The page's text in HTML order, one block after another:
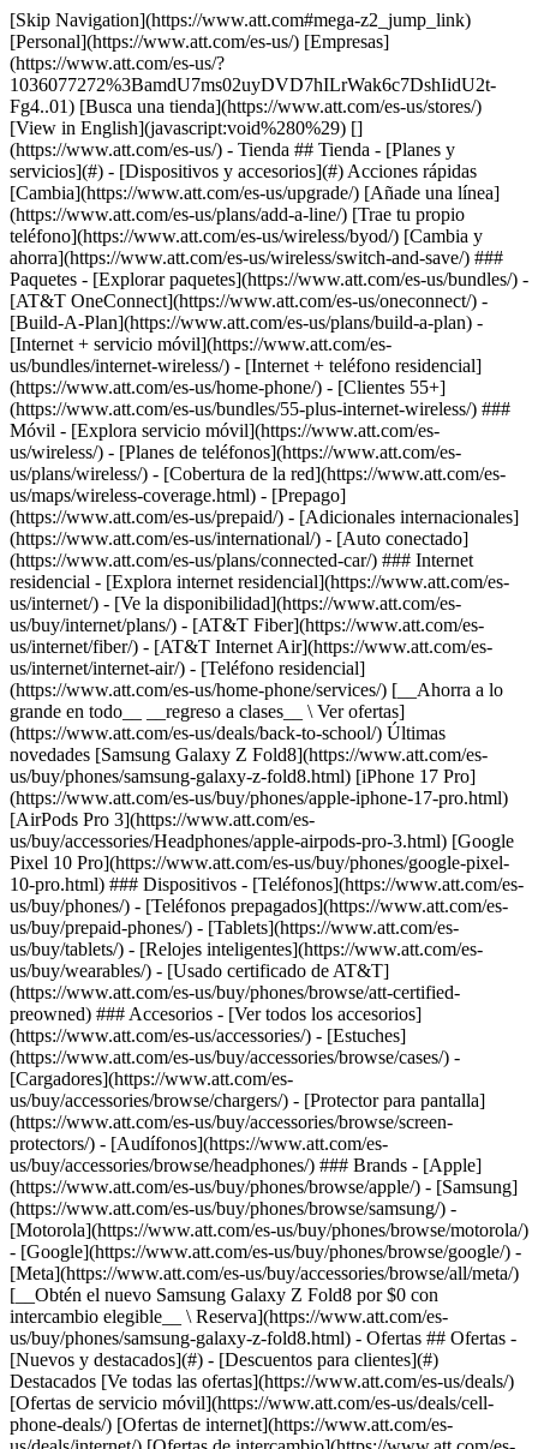
[Skip Navigation](https://www.att.com#mega-z2_jump_link) [Personal](https://www.att.com/es-us/) [Empresas](https://www.att.com/es-us/?1036077272%3BamdU7ms02uyDVD7hILrWak6c7DshIidU2t-Fg4..01) [Busca una tienda](https://www.att.com/es-us/stores/) [View in English](javascript:void%280%29) [](https://www.att.com/es-us/) - Tienda ## Tienda - [Planes y servicios](#) - [Dispositivos y accesorios](#) Acciones rápidas [Cambia](https://www.att.com/es-us/upgrade/) [Añade una línea](https://www.att.com/es-us/plans/add-a-line/) [Trae tu propio teléfono](https://www.att.com/es-us/wireless/byod/) [Cambia y ahorra](https://www.att.com/es-us/wireless/switch-and-save/) ### Paquetes - [Explorar paquetes](https://www.att.com/es-us/bundles/) - [AT&T OneConnect](https://www.att.com/es-us/oneconnect/) - [Build-A-Plan](https://www.att.com/es-us/plans/build-a-plan) - [Internet + servicio móvil](https://www.att.com/es-us/bundles/internet-wireless/) - [Internet + teléfono residencial](https://www.att.com/es-us/home-phone/) - [Clientes 55+](https://www.att.com/es-us/bundles/55-plus-internet-wireless/) ### Móvil - [Explora servicio móvil](https://www.att.com/es-us/wireless/) - [Planes de teléfonos](https://www.att.com/es-us/plans/wireless/) - [Cobertura de la red](https://www.att.com/es-us/maps/wireless-coverage.html) - [Prepago](https://www.att.com/es-us/prepaid/) - [Adicionales internacionales](https://www.att.com/es-us/international/) - [Auto conectado](https://www.att.com/es-us/plans/connected-car/) ### Internet residencial - [Explora internet residencial](https://www.att.com/es-us/internet/) - [Ve la disponibilidad](https://www.att.com/es-us/buy/internet/plans/) - [AT&T Fiber](https://www.att.com/es-us/internet/fiber/) - [AT&T Internet Air](https://www.att.com/es-us/internet/internet-air/) - [Teléfono residencial](https://www.att.com/es-us/home-phone/services/) [__Ahorra a lo grande en todo__ __regreso a clases__ \ Ver ofertas](https://www.att.com/es-us/deals/back-to-school/) Últimas novedades [Samsung Galaxy Z Fold8](https://www.att.com/es-us/buy/phones/samsung-galaxy-z-fold8.html) [iPhone 17 Pro](https://www.att.com/es-us/buy/phones/apple-iphone-17-pro.html) [AirPods Pro 3](https://www.att.com/es-us/buy/accessories/Headphones/apple-airpods-pro-3.html) [Google Pixel 10 Pro](https://www.att.com/es-us/buy/phones/google-pixel-10-pro.html) ### Dispositivos - [Teléfonos](https://www.att.com/es-us/buy/phones/) - [Teléfonos prepagados](https://www.att.com/es-us/buy/prepaid-phones/) - [Tablets](https://www.att.com/es-us/buy/tablets/) - [Relojes inteligentes](https://www.att.com/es-us/buy/wearables/) - [Usado certificado de AT&T](https://www.att.com/es-us/buy/phones/browse/att-certified-preowned) ### Accesorios - [Ver todos los accesorios](https://www.att.com/es-us/accessories/) - [Estuches](https://www.att.com/es-us/buy/accessories/browse/cases/) - [Cargadores](https://www.att.com/es-us/buy/accessories/browse/chargers/) - [Protector para pantalla](https://www.att.com/es-us/buy/accessories/browse/screen-protectors/) - [Audífonos](https://www.att.com/es-us/buy/accessories/browse/headphones/) ### Brands - [Apple](https://www.att.com/es-us/buy/phones/browse/apple/) - [Samsung](https://www.att.com/es-us/buy/phones/browse/samsung/) - [Motorola](https://www.att.com/es-us/buy/phones/browse/motorola/) - [Google](https://www.att.com/es-us/buy/phones/browse/google/) - [Meta](https://www.att.com/es-us/buy/accessories/browse/all/meta/) [__Obtén el nuevo Samsung Galaxy Z Fold8 por $0 con intercambio elegible__ \ Reserva](https://www.att.com/es-us/buy/phones/samsung-galaxy-z-fold8.html) - Ofertas ## Ofertas - [Nuevos y destacados](#) - [Descuentos para clientes](#) Destacados [Ve todas las ofertas](https://www.att.com/es-us/deals/) [Ofertas de servicio móvil](https://www.att.com/es-us/deals/cell-phone-deals/) [Ofertas de internet](https://www.att.com/es-us/deals/internet/) [Ofertas de intercambio](https://www.att.com/es-us/buy/phones/browse/tradeinoffer/) [Sin ofertas de intercambio](https://www.att.com/es-us/buy/phones/browse/nontradeinoffer/) ### Ofertas de tendencia - [Samsung Galaxy](https://www.att.com/es-us/buy/phones/browse/samsung_hasdeals_value_nontradeinoffer_tradeinoffer/) - [Apple iPhone](https://www.att.com/es-us/buy/phones/browse/apple_hasdeals_value_nontradeinoffer_tradeinoffer/) - [Menos de $50](https://www.att.com/es-us/buy/accessories/browse/all/price-range-25-50_price-range-5-25_5-and-under/) - [Ofertas de regreso a clases](https://www.att.com/es-us/deals/back-to-school/) ### Ofertas de dispositivos y accesorios - [Teléfonos](https://www.att.com/es-us/buy/phones/browse/hasdeals_value_nontradeinoffer_tradeinoffer/) - [Teléfonos prepagados](https://www.att.com/es-us/buy/prepaid-phones/browse/hasdeals/) - [Tablets](https://www.att.com/es-us/buy/tablets/browse/hasdeals_nontradeinoffer/) - [Relojes inteligentes](https://www.att.com/es-us/buy/wearables/browse/hasdeals_nontradeinoffer/) - [Ofertas de accesorios](https://www.att.com/es-us/buy/accessories/browse/all/deals/) ### Suscripciones - [AT&T OneConnect](https://www.att.com/es-us/oneconnect/) [__Cámbiate a AT&T y averigua cómo obtener hasta $800 por línea para terminar tu contrato__ \ Compra ahora](https://www.att.com/es-us/buy/phones/) ### Descuentos por ocupación - [Empleados de empresas](https://www.att.com/es-us/verification/signaturehub/#employment) - [Militares y veteranos](https://www.att.com/es-us/offers/discount-program/military-discount/) - [Maestros](https://www.att.com/es-us/offers/discount-program/teacher/) - [Enfermeros y médicos](https://www.att.com/es-us/verification/signaturehub/#medical) - [Personal de emergencias activo](https://www.att.com/es-us/firstnetandfamily/) ### Descuentos por afiliación - [Clientes 55+](https://www.att.com/es-us/verification/signaturehub/#age) - [Personal retirado del servicio de emergencia](https://www.att.com/es-us/offers/discount-program/retired-responders/) - [Trabajadores de sindicatos](https://www.att.com/es-us/offers/discount-program/union-discount/) - [Estudiantes](https://www.att.com/es-us/verification/signaturehub/#student) ### Ahorros para socios - [Descuento con tarjeta de crédito](https://www.att.com/es-us/?1036077272%3BamdU7ms02uyDVD7hIidU2t-FgOyvGkzT7uyJVm497PywgLdW2iYTVis9IZcUaO3.z1) - [Beneficios y más](https://andmorebenefits.att.com/root-discovery) [__Maestros: ahorra hasta $150 por línea y hasta un 20% en planes__ \ Obtén detalles](https://www.att.com/es-us/offers/discount-program/teacher/) - La diferencia de AT&T ## La diferencia de AT&T - [Nuestra ventaja competitiva](#) ### ¿Por qué elegirnos? - [Garantía AT&T](https://www.att.com/es-us/why-att/guarantee/) - [Por qué AT&T](https://www.att.com/es-us/why-att/) - [AT&T vs. T-Mobile y Verizon](https://www.att.com/es-us/wireless/switch-and-save/#compare-us) - [AT&T Fiber vs. Spectrum y Xfinity](https://www.att.com/es-us/internet/fiber/#compare-us) - [Prueba AT&T gratis](https://www.att.com/es-us/wireless/free-trial/) - [Cambia y ahorra](https://www.att.com/es-us/wireless/switch-and-save/) ### Cobertura excepcional - [Mapa de cobertura 5G](https://www.att.com/es-us/maps/wireless-coverage.html) - [Mapa de cobertura de fibra óptica](https://www.att.com/es-us/internet/fiber/coverage-map/) [__La mejor garantía de Estados Unidos__ \ Obtén detalles](https://www.att.com/es-us/why-att/guarantee/) - Ayuda ## Ayuda - [Factura y cuenta](#) - [Móvil](#) - [Internet](#) Acciones rápidas [Ve toda la ayuda](https://www.att.com/es-us/support/) [Ver mi cuenta](https://www.att.com/es-us/acctmgmt/overview) [Centro de pagos](https://www.att.com/es-us/acctmgmt/mypaymentcenter) [Centro de facturación](https://www.att.com/es-us/acctmgmt/billing/mybillingcenter) ### Factura y pagos - [Comprende tu factura](https://www.att.com/es-us/support/my-account/understand-your-bill/) - [Averigua por qué tu factura cambió](https://www.att.com/es-us/support/article/my-account/KM1051879/) - [Configura y administra AutoPay](https://www.att.com/es-us/acctmgmt/mypaymentcenter?intent=MANAGEAUTOPAY) - [Ve las cuotas de los dispositivos](https://www.att.com/es-us/acctmgmt/payment/installmentplandetails) - [Pagar sin iniciar sesión](https://www.att.com/es-us/acctmgmt/fastpmt/fastpay) ### Cuenta - [Cambiar o restablecer contraseña](https://www.att.com/es-us/support/article/my-account/KM1008941/) - [Añade o elimina cuentas](https://www.att.com/es-us/support/article/my-account/KM1008925/) - [Traslada el servicio de internet](https://www.att.com/es-us/help/moving/) - [Ve tus pedidos y reclamaciones](https://www.att.com/es-us/orders/history) - [Más ayuda con la cuenta](https://www.att.com/es-us/support/my-account/) [__La mejor garantía de Estados Unidos__ \ Obtén detalles](https://www.att.com/es-us/why-att/guarantee/) Acciones rápidas [Administrar mi servicio móvil](https://www.att.com/es-us/acctmgmt/mywireless) [Rastrear mi pedido](https://www.att.com/es-us/orders/history) [Añade AT&T International Day Pass](https://www.att.com/es-us/acctmgmt/signin?intent=DEEPLINK&soc=IRRLHDF&level=CAT&source=ILC242589969&wtExtndSource=Megamenu) ### Mi dispositivo - [Verificar mi uso](https://www.att.com/es-us/acctmgmt/usage/mysummary) - [Administra complementos](https://www.att.com/es-us/acctmgmt/wireless/manage-addon) - [Cambiar mi plan](https://www.att.com/es-us/acctmgmt/mywireless/manageplan/) - [Añade una línea](https://www.att.com/es-us/buy/postpaid/?wlsfi=AL) - [Consultar los requisitos de cambio](https://www.att.com/es-us/buy/postpaid/?wlsfi=up) - [Activa un dispositivo móvil](https://www.att.com/es-us/